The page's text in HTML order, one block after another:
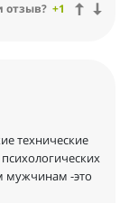
отзыв? +1
технические
мужчинам -это